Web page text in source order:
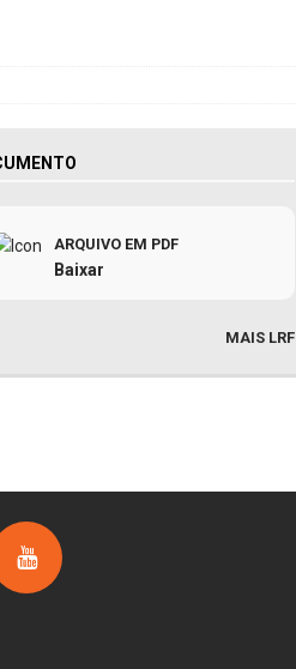
ARQUIVO EM PDF
Baixar
MAIS LRF